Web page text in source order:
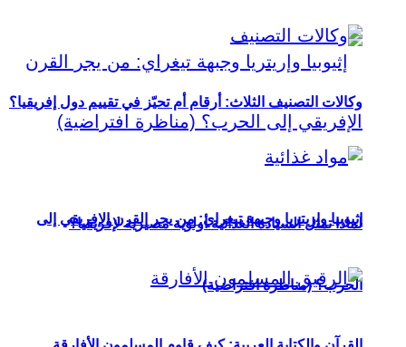
إثيوبيا وإريتريا وجبهة تيغراي: من يجر القرن الإفريقي إلى
الحرب؟ (مناظرة افتراضية)
وكالات التصنيف الثلاث: أرقام أم تحيّز في تقييم دول إفريقيا؟
لماذا تمثل السيادة الغذائية أولوية مصيرية لإفريقيا؟